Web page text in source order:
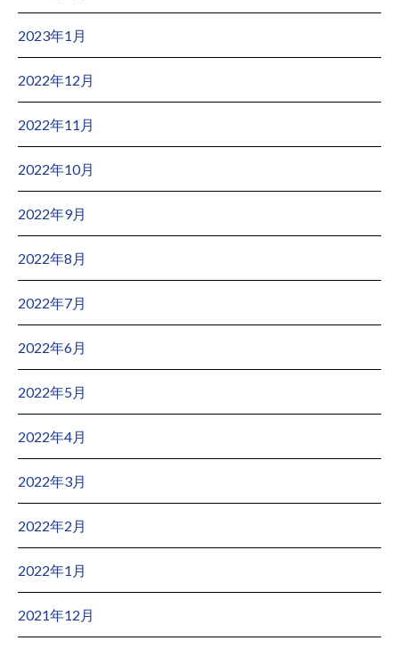
2023年1月
2022年12月
2022年11月
2022年10月
2022年9月
2022年8月
2022年7月
2022年6月
2022年5月
2022年4月
2022年3月
2022年2月
2022年1月
2021年12月